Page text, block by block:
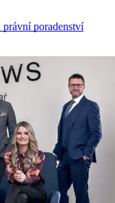
poradenství